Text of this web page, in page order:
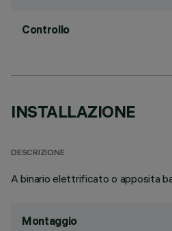
Controllo
INSTALLAZIONE
DESCRIZIONE
A binario elettrificato o apposita
Montaggio